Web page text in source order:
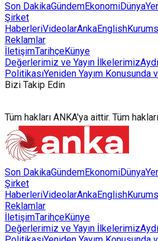
Son DakikaGündemEkonomiDünya
Şirket
HaberleriVideolarAnkaEnglish
Reklamlar
İletişimTarihçeKünye
Değerlerimiz ve Yayın İlkelerimiz
PolitikasıYeniden Yayım Konusunda
Bizi Takip Edin
Tüm hakları ANKA'ya aittir. Tüm
Son DakikaGündemEkonomiDünya
Şirket
HaberleriVideolarAnkaEnglish
Reklamlar
İletişimTarihçeKünye
Değerlerimiz ve Yayın İlkelerimiz